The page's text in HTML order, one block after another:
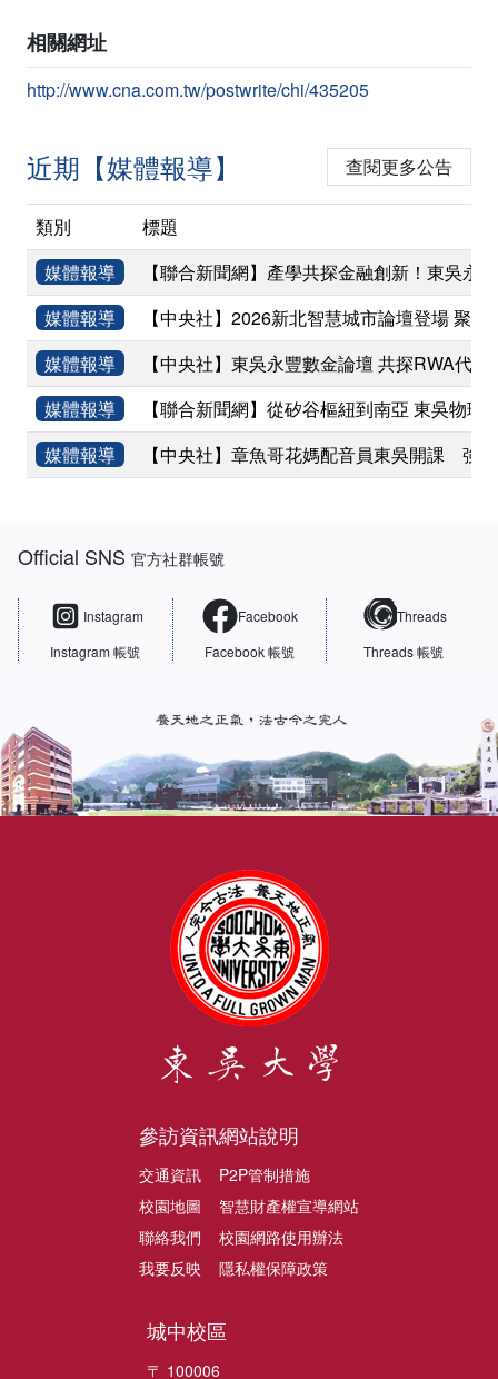
相關網址
http://www.cna.com.tw/postwrite/chi/435205
近期【媒體報導】 查閱更多公告
類別
標題
媒體報導
【聯合新聞網】產學共探金融創新！東吳
媒體報導
【中央社】2026新北智慧城市論壇登場 聚
媒體報導
【中央社】東吳永豐數金論壇 共探RWA代幣
媒體報導
【聯合新聞網】從矽谷樞紐到南亞 東吳物理
媒體報導
【中央社】章魚哥花媽配音員東吳開課 強
Official SNS官方社群帳號
Instagram
Instagram 帳號
Facebook
Facebook 帳號
Threads
Threads 帳號
參訪資訊
交通資訊
校園地圖
聯絡我們
我要反映
網站說明
P2P管制措施
智慧財產權宣導網站
校園網路使用辦法
隱私權保障政策
城中校區
〒 100006